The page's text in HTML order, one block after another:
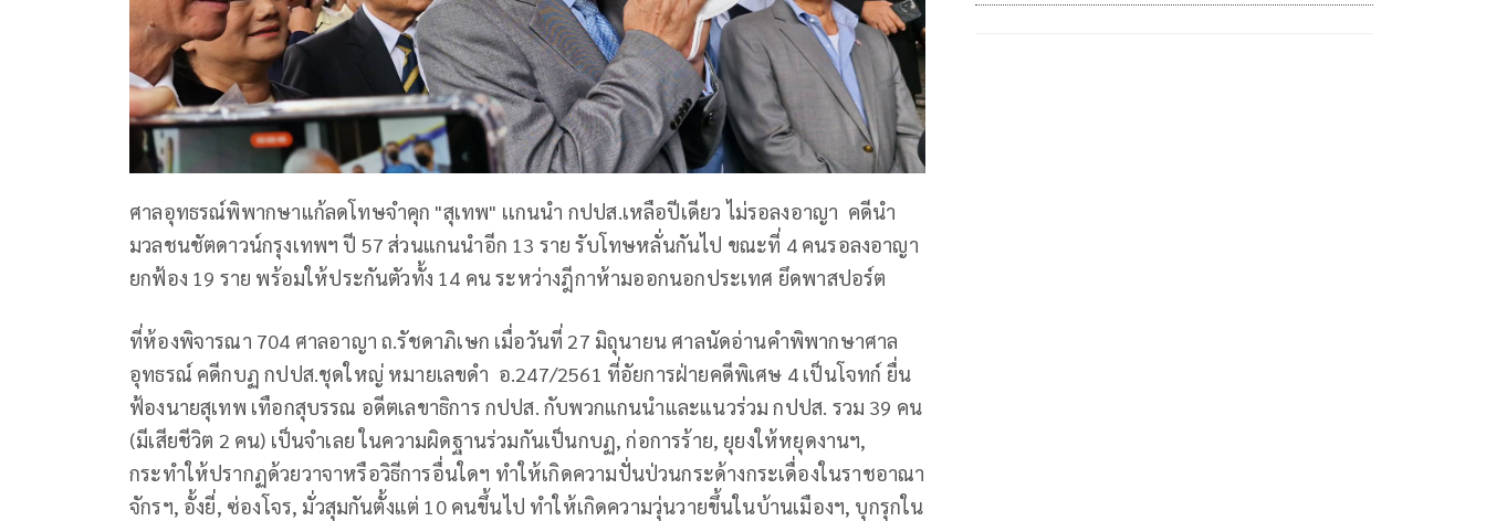
ศาลอุทธรณ์พิพากษาแก้ลดโทษจำคุก "สุเทพ" เเกนนำ กปปส.เหลือปีเดียว ไม่รอลงอาญา คดีนำ
มวลชนชัตดาวน์กรุงเทพฯ ปี 57 ส่วนแกนนำอีก 13 ราย รับโทษหลั่นกันไป ขณะที่ 4 คนรอลงอาญา
ยกฟ้อง 19 ราย พร้อมให้ประกันตัวทั้ง 14 คน ระหว่างฎีกาห้ามออกนอกประเทศ ยึดพาสปอร์ต
ที่ห้องพิจารณา 704 ศาลอาญา ถ.รัชดาภิเษก เมื่อวันที่ 27 มิถุนายน ศาลนัดอ่านคำพิพากษาศาล
อุทธรณ์ คดีกบฏ กปปส.ชุดใหญ่ หมายเลขดำ อ.247/2561 ที่อัยการฝ่ายคดีพิเศษ 4 เป็นโจทก์ ยื่น
ฟ้องนายสุเทพ เทือกสุบรรณ อดีตเลขาธิการ กปปส. กับพวกแกนนำและแนวร่วม กปปส. รวม 39 คน
(มีเสียชีวิต 2 คน) เป็นจำเลย ในความผิดฐานร่วมกันเป็นกบฏ, ก่อการร้าย, ยุยงให้หยุดงานฯ,
กระทำให้ปรากฏด้วยวาจาหรือวิธีการอื่นใดฯ ทำให้เกิดความปั่นป่วนกระด้างกระเดื่องในราชอาณา
จักรฯ, อั้งยี่, ซ่องโจร, มั่วสุมกันตั้งแต่ 10 คนขึ้นไป ทำให้เกิดความวุ่นวายขึ้นในบ้านเมืองฯ, บุกรุกใน